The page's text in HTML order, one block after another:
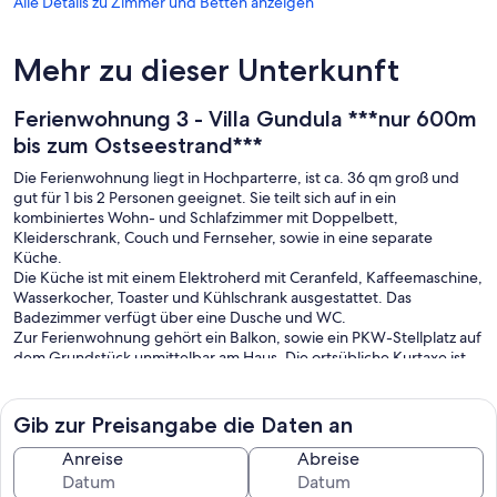
Mehr zu dieser Unterkunft
Ferienwohnung 3 - Villa Gundula ***nur 600m
bis zum Ostseestrand***
Die Ferienwohnung liegt in Hochparterre, ist ca. 36 qm groß und
gut für 1 bis 2 Personen geeignet. Sie teilt sich auf in ein
kombiniertes Wohn- und Schlafzimmer mit Doppelbett,
Kleiderschrank, Couch und Fernseher, sowie in eine separate
Küche.
Die Küche ist mit einem Elektroherd mit Ceranfeld, Kaffeemaschine,
Wasserkocher, Toaster und Kühlschrank ausgestattet. Das
Badezimmer verfügt über eine Dusche und WC.
Zur Ferienwohnung gehört ein Balkon, sowie ein PKW-Stellplatz auf
dem Grundstück unmittelbar am Haus. Die ortsübliche Kurtaxe ist
In der Ferienwohnungen 3 ist maximal 1 kleiner Hund erlaubt. Auch
Meerschweine und Vögel können im Käfig mitgebracht werden.
Katzen sind nicht gestattet. Es fällt eine Gebühr für die Mitnahme
eines Haustieres an.
Gib zur Preisangabe die Daten an
Anreise Abreise